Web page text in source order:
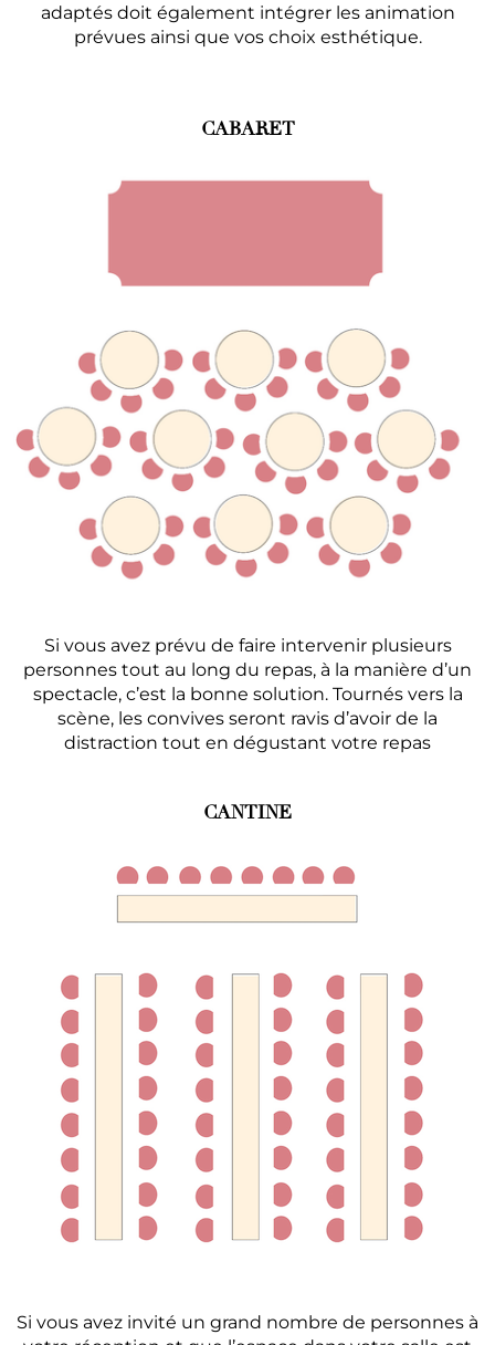
adaptés doit également intégrer les animation
prévues ainsi que vos choix esthétique.
CABARET
Si vous avez prévu de faire intervenir plusieurs
personnes tout au long du repas, à la manière d’un
spectacle, c’est la bonne solution. Tournés vers la
scène, les convives seront ravis d’avoir de la
distraction tout en dégustant votre repas
CANTINE
Si vous avez invité un grand nombre de personnes à